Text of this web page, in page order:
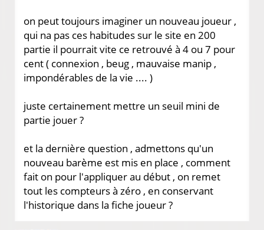
on peut toujours imaginer un nouveau joueur ,
qui na pas ces habitudes sur le site en 200
partie il pourrait vite ce retrouvé à 4 ou 7 pour
cent ( connexion , beug , mauvaise manip ,
impondérables de la vie .... )
juste certainement mettre un seuil mini de
partie jouer ?
et la dernière question , admettons qu'un
nouveau barème est mis en place , comment
fait on pour l'appliquer au début , on remet
tout les compteurs à zéro , en conservant
l'historique dans la fiche joueur ?